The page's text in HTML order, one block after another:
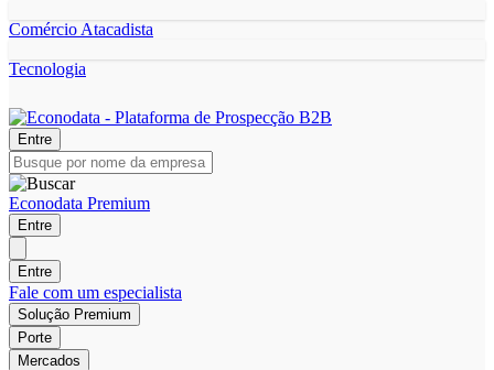
Comércio Atacadista
Tecnologia
Entre
Econodata Premium
Entre
Entre
Fale com um especialista
Solução Premium
Porte
Mercados